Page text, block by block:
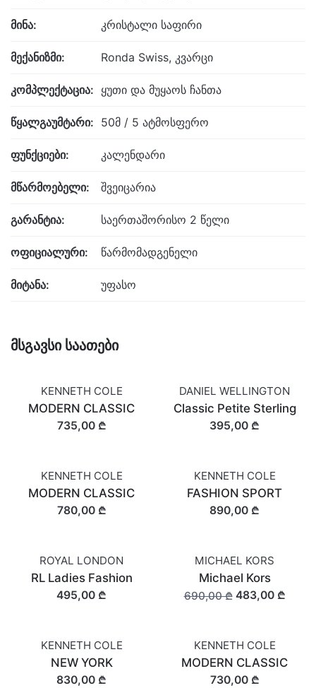
მინა: კრისტალი საფირი
მექანიზმი: Ronda Swiss, კვარცი
კომპლექტაცია: ყუთი და მუყაოს ჩანთა
წყალგაუმტარი: 50მ / 5 ატმოსფერო
ფუნქციები: კალენდარი
მწარმოებელი: შვეიცარია
გარანტია: საერთაშორისო 2 წელი
ოფიციალური: წარმომადგენელი
მიტანა: უფასო
მსგავსი საათები
KENNETH COLE
MODERN CLASSIC
735,00 ₾
DANIEL WELLINGTON
Classic Petite Sterling
395,00 ₾
KENNETH COLE
MODERN CLASSIC
780,00 ₾
KENNETH COLE
FASHION SPORT
890,00 ₾
ROYAL LONDON
RL Ladies Fashion
495,00 ₾
SALEMICHAEL KORS
Michael Kors
690,00 ₾483,00 ₾
KENNETH COLE
NEW YORK
830,00 ₾
KENNETH COLE
MODERN CLASSIC
730,00 ₾